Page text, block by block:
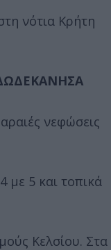
νότια Κρήτη
νεφώσεις
με 5 και τοπικά
Κελσίου. Στα